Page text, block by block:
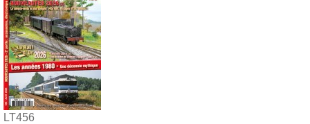
LT456